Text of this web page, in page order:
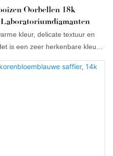
Oorbellen 18k
kleur, delicate textuur en
is een zeer herkenbare kleur